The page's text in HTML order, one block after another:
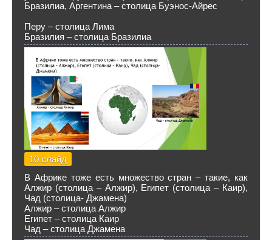
Бразилиа, Аргентина – столица Буэнос-Айрес
Перу – столица Лима
Бразилия – столица Бразилиа
10 слайд
В Африке тоже есть множество стран – такие, как
Алжир (столица – Алжир), Египет (столица – Каир),
Чад (столица- Джамена)
Алжир – столица Алжир
Египет – столица Каир
Чад – столица Джамена